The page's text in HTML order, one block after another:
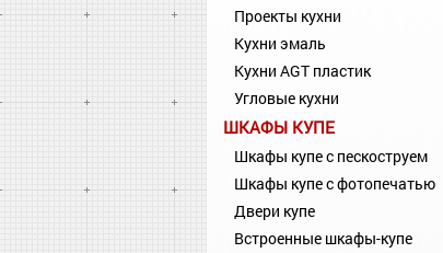
Проекты кухни
Кухни эмаль
Кухни AGT пластик
Угловые кухни
ШКАФЫ КУПЕ
Шкафы купе с пескоструем
Шкафы купе с фотопечатью
Двери купе
Встроенные шкафы-купе